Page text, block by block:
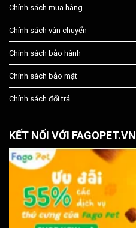
Chính sách mua hàng
Chính sách vận chuyển
Chính sách bảo hành
Chính sách bảo mật
Chính sách đổi trả
KẾT NỐI VỚI FAGOPET.VN